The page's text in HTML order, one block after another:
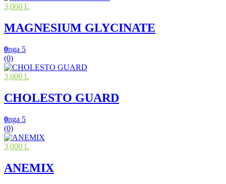
3,000 L
MAGNESIUM GLYCINATE
0nga 5
(0)
3,000 L
CHOLESTO GUARD
0nga 5
(0)
3,000 L
ANEMIX